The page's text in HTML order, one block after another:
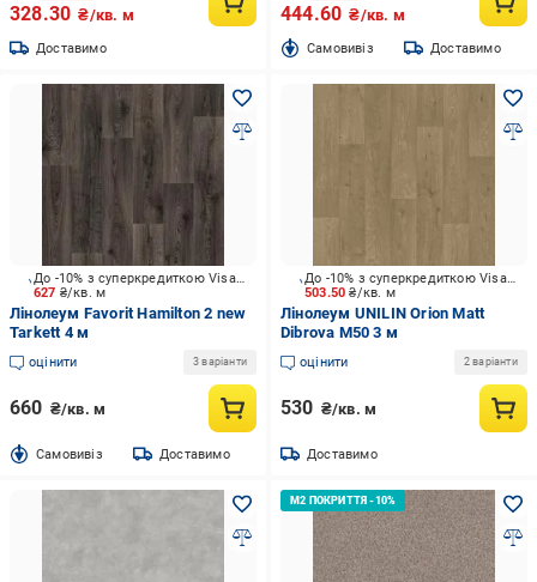
328.30 ₴/кв. м
Доставимо
444.60 ₴/кв. м
Cамовивіз Доставимо
627 ₴/кв. м
До -10% з суперкредиткою Visa Вигода
Лінолеум Favorit Hamilton 2 new
Tarkett 4 м
оцінити 3 варіанти
660 ₴/кв. м
Cамовивіз Доставимо
503.50₴/кв. м
До -10% з суперкредиткою Visa Вигода
Лінолеум UNILIN Orion Matt
Dibrova M50 3 м
оцінити 2 варіанти
530 ₴/кв. м
Доставимо